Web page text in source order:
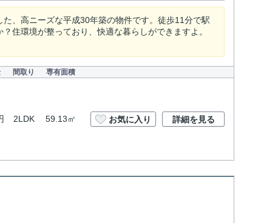
、高ニーズな平成30年築の物件です。徒歩11分で駅
住環境が整っており、快適な暮らしができますよ。
間取り 専有面積
2LDK 59.13㎡ お気に入り 詳細を見る